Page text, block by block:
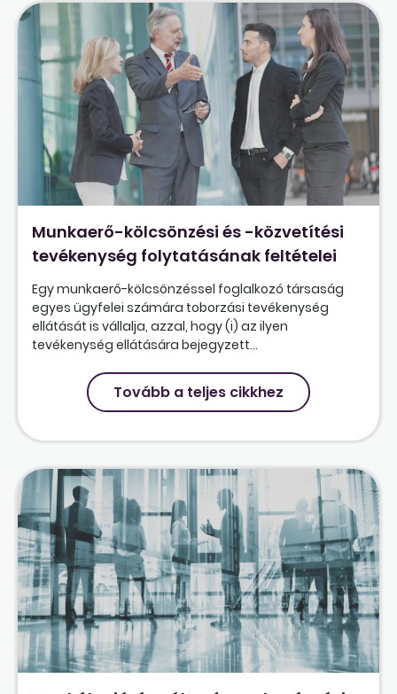
Munkaerő-kölcsönzési és -közvetítési
tevékenység folytatásának feltételei
Egy munkaerő-kölcsönzéssel foglalkozó társaság
egyes ügyfelei számára toborzási tevékenység
ellátását is vállalja, azzal, hogy (i) az ilyen
tevékenység ellátására bejegyzett...
Tovább a teljes cikkhez